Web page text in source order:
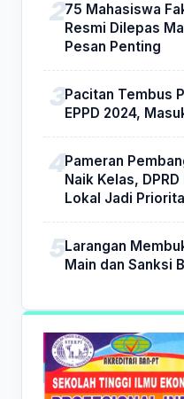
75 Mahasiswa
Resmi Dilepas
Pesan Penting
Pacitan Tembus
EPPD 2024,
Pameran
Naik Kelas,
Lokal Jadi
Larangan
Main dan Sanksi